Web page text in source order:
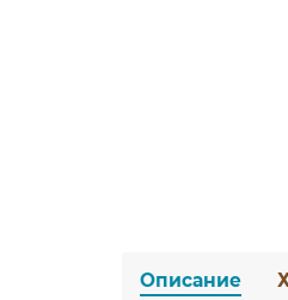
Описание